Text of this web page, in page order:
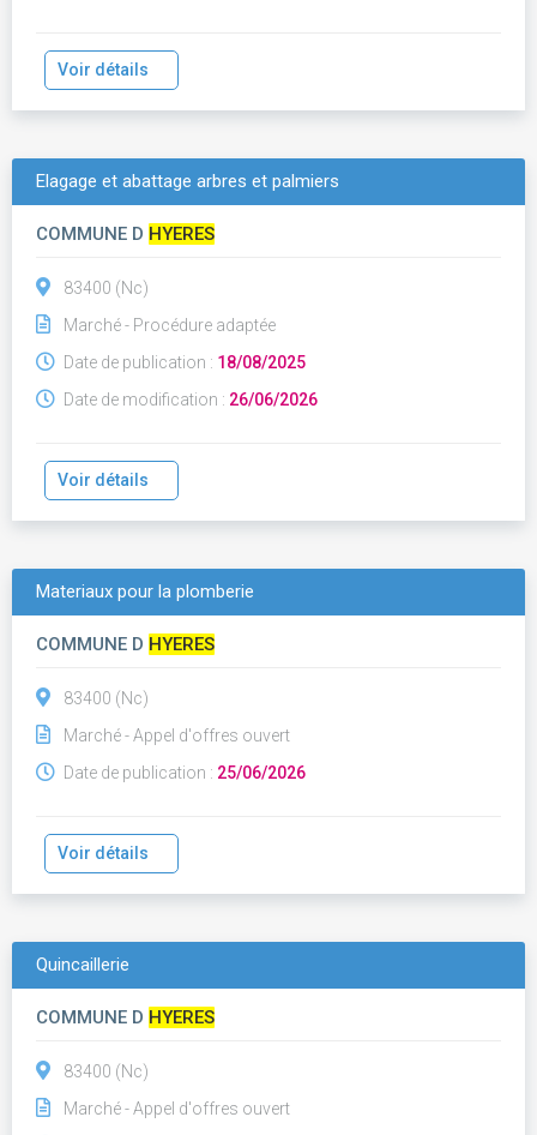
Voir détails
Elagage et abattage arbres et palmiers
COMMUNE D HYERES
83400 (Nc)
Marché - Procédure adaptée
Date de publication : 18/08/2025
Date de modification : 26/06/2026
Voir détails
Materiaux pour la plomberie
COMMUNE D HYERES
83400 (Nc)
Marché - Appel d'offres ouvert
Date de publication : 25/06/2026
Voir détails
Quincaillerie
COMMUNE D HYERES
83400 (Nc)
Marché - Appel d'offres ouvert